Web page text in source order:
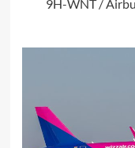
9H-WNT /